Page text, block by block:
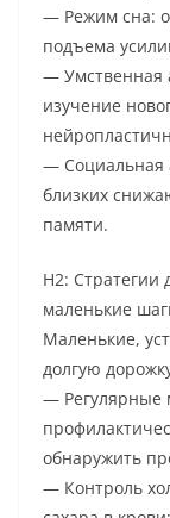
— Режим сна:
подъема
— Умственная
изучение
— Социальная
близких
памяти.
H2: Стратегии
маленькие
Маленькие,
долгую
— Регулярные
обнаружить
— Контроль